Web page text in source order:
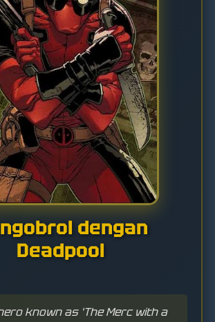
dengan
Deadpool
known as 'The Merc with a